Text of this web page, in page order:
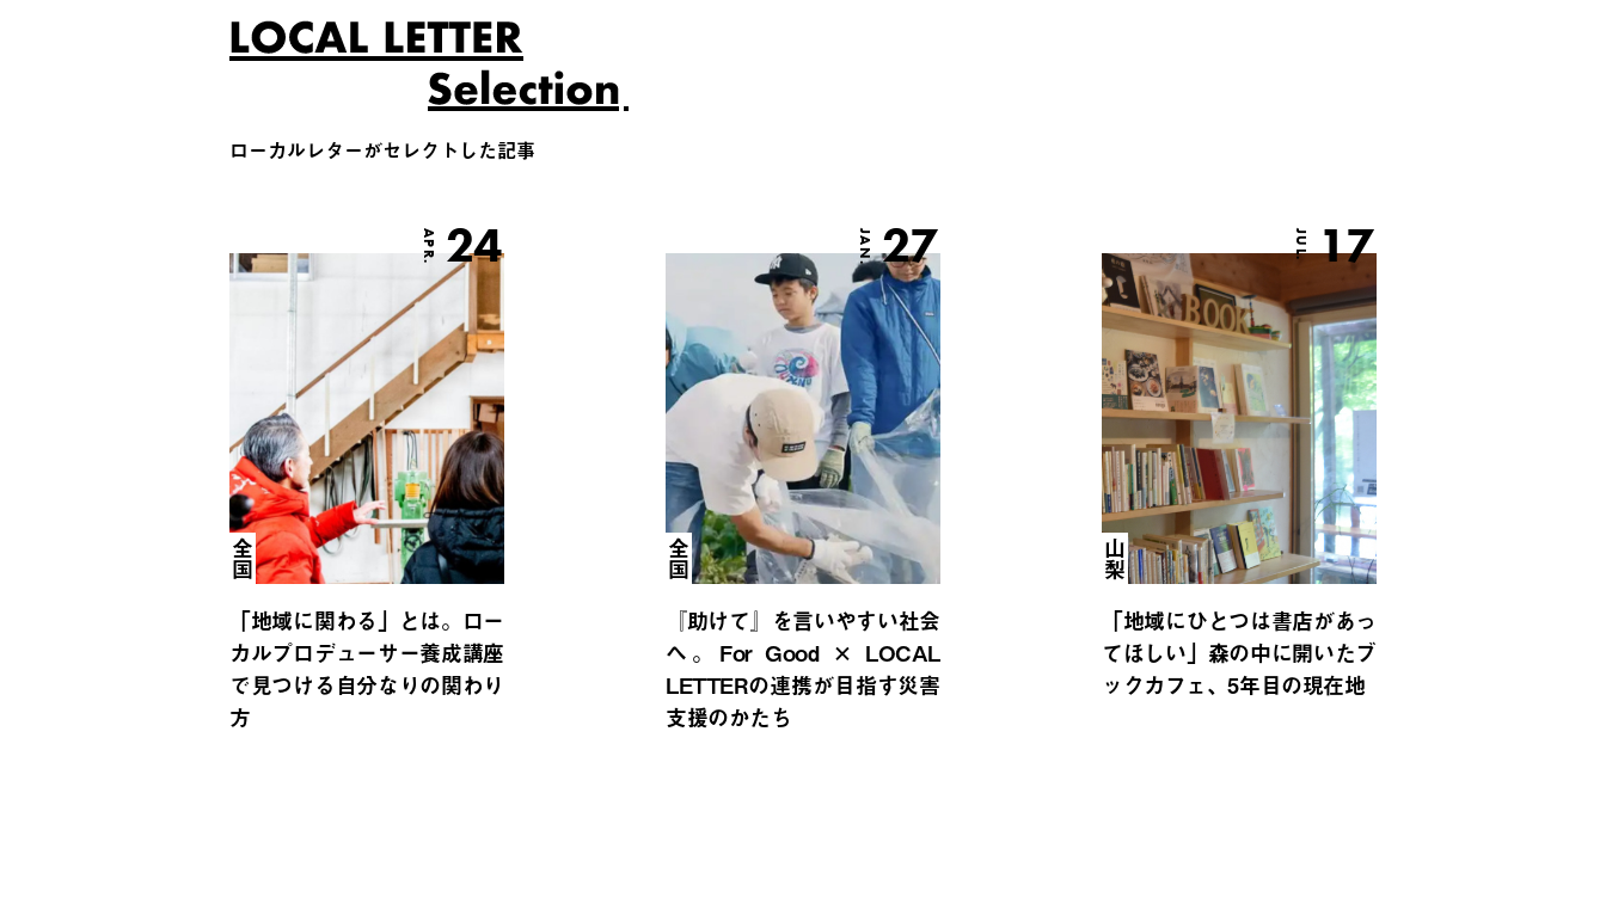
ローカルレターがセレクトした記事
APR. 24
全国
「地域に関わる」とは。ロー
カルプロデューサー養成講座
で見つける自分なりの関わり
方
JAN.27
全国
『助けて』を言いやすい社会
へ。For Good × LOCAL
LETTERの連携が目指す災害
支援のかたち
JUL. 17
山梨
「地域にひとつは書店があっ
てほしい」森の中に開いたブ
ックカフェ、5年目の現在地